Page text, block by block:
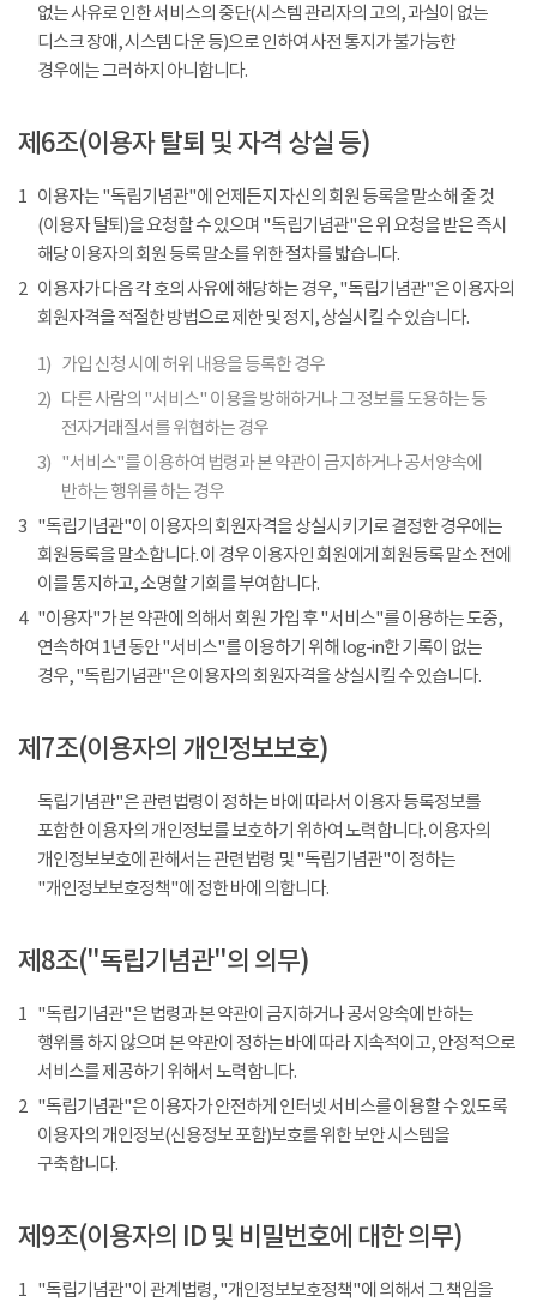
없는 사유로 인한 서비스의 중단(시스템 관리자의 고의, 과실이 없는
디스크 장애, 시스템 다운 등)으로 인하여 사전 통지가 불가능한
경우에는 그러하지 아니합니다.
제6조(이용자 탈퇴 및 자격 상실 등)
1 이용자는 "독립기념관"에 언제든지 자신의 회원 등록을 말소해 줄 것
(이용자 탈퇴)을 요청할 수 있으며 "독립기념관"은 위 요청을 받은 즉시
해당 이용자의 회원 등록 말소를 위한 절차를 밟습니다.
2 이용자가 다음 각 호의 사유에 해당하는 경우, "독립기념관"은 이용자의
회원자격을 적절한 방법으로 제한 및 정지, 상실시킬 수 있습니다.
1) 가입 신청 시에 허위 내용을 등록한 경우
2) 다른 사람의 "서비스" 이용을 방해하거나 그 정보를 도용하는 등
전자거래질서를 위협하는 경우
3) "서비스"를 이용하여 법령과 본 약관이 금지하거나 공서양속에
반하는 행위를 하는 경우
3 "독립기념관"이 이용자의 회원자격을 상실시키기로 결정한 경우에는
회원등록을 말소합니다. 이 경우 이용자인 회원에게 회원등록 말소 전에
이를 통지하고, 소명할 기회를 부여합니다.
4
"이용자"가 본 약관에 의해서 회원 가입 후 "서비스"를 이용하는 도중,
연속하여 1년 동안 "서비스"를 이용하기 위해 log-in한 기록이 없는
경우, "독립기념관"은 이용자의 회원자격을 상실시킬 수 있습니다.
제7조(이용자의 개인정보보호)
독립기념관"은 관련법령이 정하는 바에 따라서 이용자 등록정보를
포함한 이용자의 개인정보를 보호하기 위하여 노력합니다. 이용자의
개인정보보호에 관해서는 관련법령 및 "독립기념관"이 정하는
"개인정보보호정책"에 정한 바에 의합니다.
제8조("독립기념관"의 의무)
1 "독립기념관"은 법령과 본 약관이 금지하거나 공서양속에 반하는
행위를 하지 않으며 본 약관이 정하는 바에 따라 지속적이고, 안정적으로
서비스를 제공하기 위해서 노력합니다.
2 "독립기념관"은 이용자가 안전하게 인터넷 서비스를 이용할 수 있도록
이용자의 개인정보(신용정보 포함)보호를 위한 보안 시스템을
구축합니다.
제9조(이용자의 ID 및 비밀번호에 대한 의무)
1 "독립기념관"이 관계법령, "개인정보보호정책"에 의해서 그 책임을